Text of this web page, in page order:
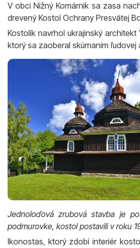
V obci Nižný Komárnik sa zasa
drevený Kostol Ochrany Presvätej
Kostolík navrhol ukrajinský architekt
ktorý sa zaoberal skúmaním ľudovej
Jednoloďová zrubová stavba je
podmurovke, kostol postavili v roku
Ikonostas, ktorý zdobí interiér